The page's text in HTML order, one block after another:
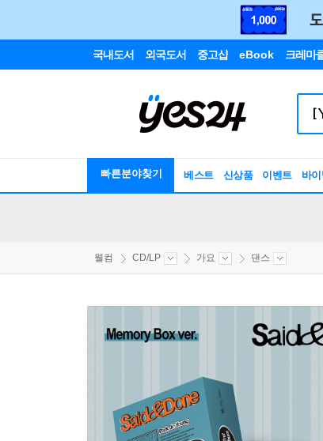
국내도서 외국도서 중고샵 eBook 크레마
빠른분야찾기 베스트 신상품 이벤트 바이
웰컴 CD/LP 가요 댄스